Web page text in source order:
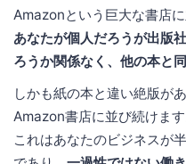
Amazonという巨大な書店に
あなたが個人だろうが出版
ろうか関係なく、他の本と
しかも紙の本と違い絶版が
Amazon書店に並び続けます
これはあなたのビジネスが